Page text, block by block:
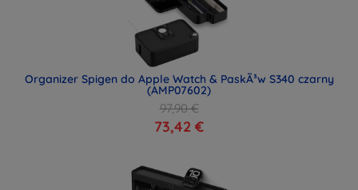
Organizer Spigen do Apple Watch & PaskÃ³w S340 czarny
(AMP07602)
97,90 €
73,42 €